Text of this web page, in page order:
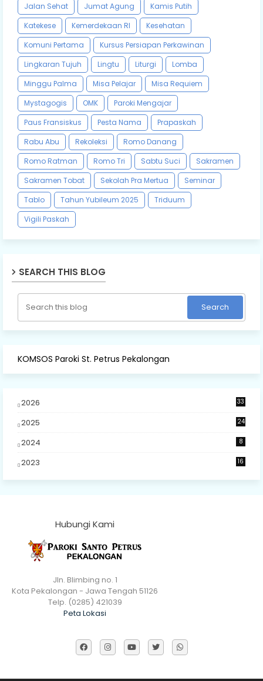
Jalan Sehat
Jumat Agung
Kamis Putih
Katekese
Kemerdekaan RI
Kesehatan
Komuni Pertama
Kursus Persiapan Perkawinan
Lingkaran Tujuh
Lingtu Liturgi
Lomba
Minggu Palma
Misa Pelajar
Misa Requiem
Mystagogis
OMK
Paroki Mengajar
Paus Fransiskus
Pesta Nama
Prapaskah
Rabu Abu
Rekoleksi
Romo Danang
Romo Ratman
Romo Tri Sabtu Suci
Sakramen
Sakramen Tobat
Sekolah Pra Mertua
Seminar
Tablo
Tahun Yubileum 2025
Triduum
Vigili Paskah
SEARCH THIS BLOG
KOMSOS Paroki St. Petrus Pekalongan
2026 33
2025 24
2024 8
2023 16
Hubungi Kami
Jln. Blimbing no. 1
Kota Pekalongan - Jawa Tengah 51126
Telp. (0285) 421039
Peta Lokasi